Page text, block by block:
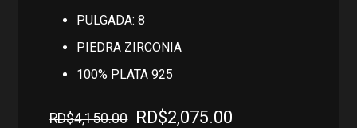
PULGADA: 8
PIEDRA ZIRCONIA
100% PLATA 925
RD$4,150.00 El
RD$2,075.00